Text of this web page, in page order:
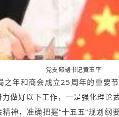
党支部副书记黄玉平
年和商会成立25周年的重要
做好以下工作，一是强化理论
神，准确把握“十五五”规划纲